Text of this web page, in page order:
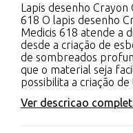
Lapis desenho Crayon
618 O lapis desenho
Medicis 618 atende a
desde a criação de
de sombreados
que o material seja
possibilita a criação
Ver descricao